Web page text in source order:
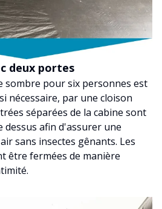
deux portes
sombre pour six personnes est
nécessaire, par une cloison
séparées de la cabine sont
afin d'assurer une
sans insectes gênants. Les
être fermées de manière